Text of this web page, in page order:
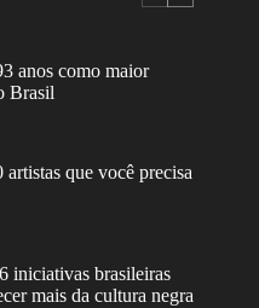
anos como maior
Brasil
que você precisa
iniciativas brasileiras
mais da cultura negra